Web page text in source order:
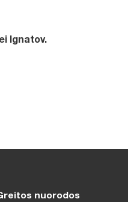
Ignatov.
nuorodos